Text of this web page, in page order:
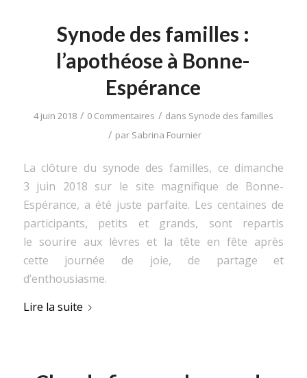
Synode des familles :
l’apothéose à Bonne-
Espérance
4 juin 2018 / 0 Commentaires / dans Synode des familles
/ par Sabrina Fournier
La clôture du synode des familles, ce dimanche
3 juin 2018 sur le site magnifique de Bonne-
Espérance, a été juste parfaite. Les centaines de
participants, petits et grands, sont repartis
le sourire aux lèvres et la tête en fête après
cette journée de joie, de partage et
d’enthousiasme.
Lire la suite